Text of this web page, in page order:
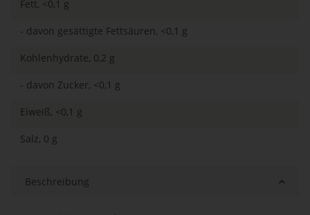
Fett, <0,1 g
- davon gesättigte Fettsäuren, <0,1 g
Kohlenhydrate, 0,2 g
- davon Zucker, <0,1 g
Eiweiß, <0,1 g
Salz, 0 g
Beschreibung